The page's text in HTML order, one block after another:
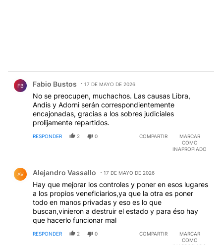
FB Fabio Bustos 17 DE MAYO DE 2026
No se preocupen, muchachos. Las causas Libra,
Andis y Adorni serán correspondientemente
encajonadas, gracias a los sobres judiciales
prolijamente repartidos.
RESPONDER 2 0 COMPARTIR
MARCAR
COMO
INAPROPIADO
AV Alejandro Vassallo 17 DE MAYO DE 2026
Hay que mejorar los controles y poner en esos lugares
a los propios veneficiarios,ya que la otra es poner
todo en manos privadas y eso es lo que
buscan,vinieron a destruir el estado y para éso hay
que hacerlo funcionar mal
RESPONDER 2 0 COMPARTIR
MARCAR
COMO